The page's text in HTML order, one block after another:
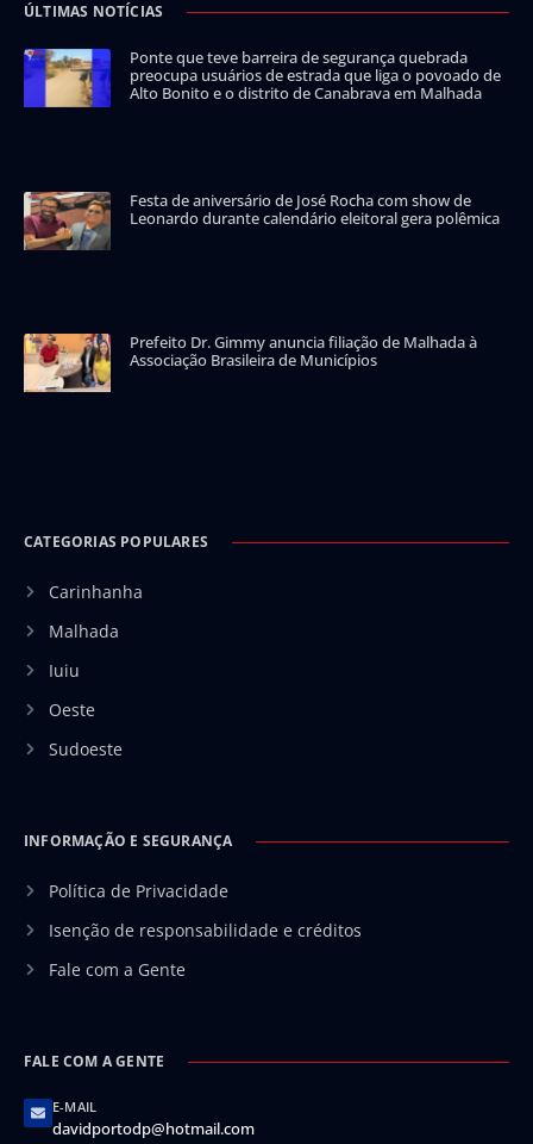
ÚLTIMAS NOTÍCIAS
Ponte que teve barreira de segurança quebrada
preocupa usuários de estrada que liga o povoado de
Alto Bonito e o distrito de Canabrava em Malhada
Festa de aniversário de José Rocha com show de
Leonardo durante calendário eleitoral gera polêmica
Prefeito Dr. Gimmy anuncia filiação de Malhada à
Associação Brasileira de Municípios
CATEGORIAS POPULARES
Carinhanha
Malhada
Iuiu
Oeste
Sudoeste
INFORMAÇÃO E SEGURANÇA
Política de Privacidade
Isenção de responsabilidade e créditos
Fale com a Gente
FALE COM A GENTE
E-MAIL
davidportodp@hotmail.com